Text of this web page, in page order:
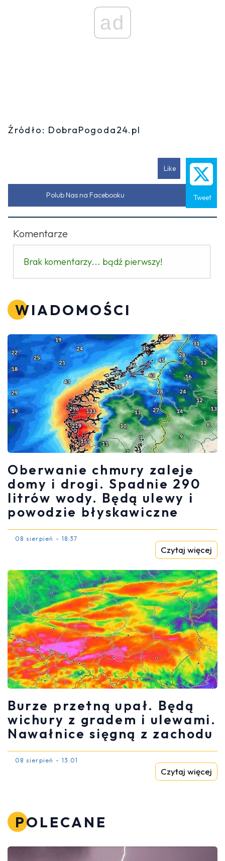
ad
Źródło: DobraPogoda24.pl
Like
Tweet
Polub Nas na Facebooku
Komentarze
Brak komentarzy... bądź pierwszy!
WIADOMOŚCI
Oberwanie chmury zaleje
domy i drogi. Spadnie 290
litrów wody. Będą ulewy i
powodzie błyskawiczne
08 sierpień - 18:37
Czytaj więcej
Burze przetną upał. Będą
wichury z gradem i ulewami.
Nawałnice sięgną z zachodu
08 sierpień - 13:01
Czytaj więcej
POLECANE